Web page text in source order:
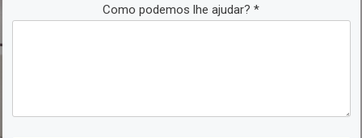
Como podemos lhe ajudar? *